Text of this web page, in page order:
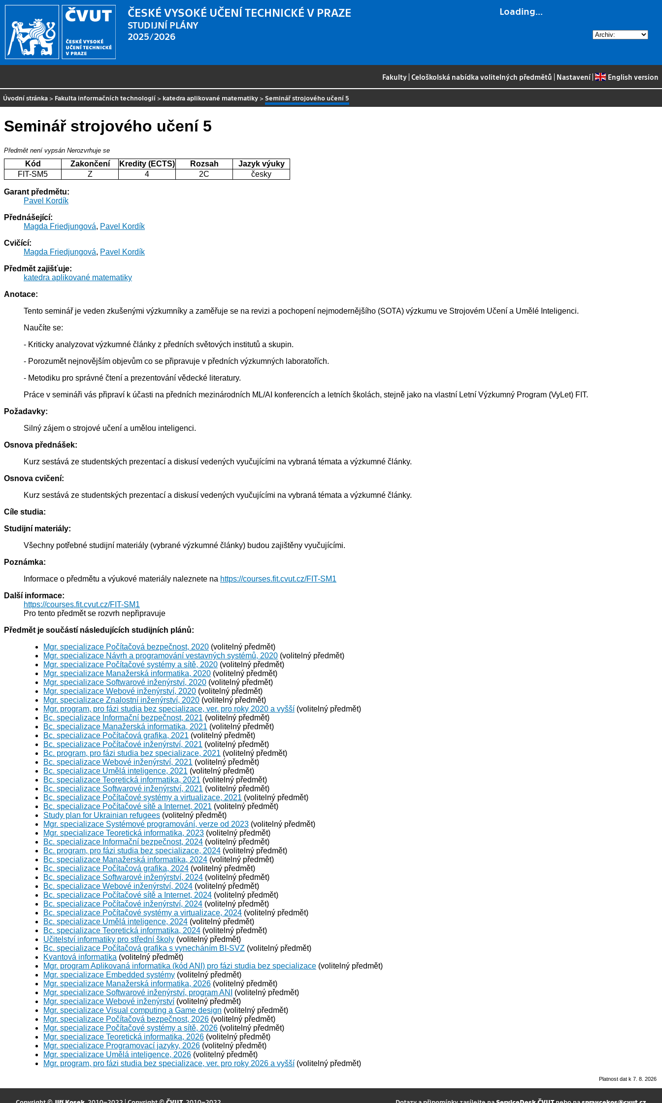
Loading...
ČESKÉ VYSOKÉ UČENÍ TECHNICKÉ V PRAZE
STUDIJNÍ PLÁNY
2025/2026
Fakulty |Celoškolská nabídka volitelných předmětů Nastavení| English version
Úvodní stránka > Fakulta informačních technologií > katedra aplikované matematiky >Seminář strojového učení 5
Seminář strojového učení 5
Předmět není vypsán Nerozvrhuje se
Kód Zakončení Kredity (ECTS) Rozsah
Jazyk výuky
FIT-SM5
Z 4 2C česky
Garant předmětu:
Pavel Kordík
Přednášející:
Magda Friedjungová, Pavel Kordík
Cvičící:
Magda Friedjungová, Pavel Kordík
Předmět zajišťuje:
katedra aplikované matematiky
Anotace:
Tento seminář je veden zkušenými výzkumníky a zaměřuje se na revizi a pochopení nejmodernějšího (SOTA) výzkumu ve Strojovém Učení a Umělé Inteligenci.
Naučíte se:
- Kriticky analyzovat výzkumné články z předních světových institutů a skupin.
- Porozumět nejnovějším objevům co se připravuje v předních výzkumných laboratořích.
- Metodiku pro správné čtení a prezentování vědecké literatury.
Práce v semináři vás připraví k účasti na předních mezinárodních ML/AI konferencích a letních školách, stejně jako na vlastní Letní Výzkumný Program (VyLet) FIT.
Požadavky:
Silný zájem o strojové učení a umělou inteligenci.
Osnova přednášek:
Kurz sestává ze studentských prezentací a diskusí vedených vyučujícími na vybraná témata a výzkumné články.
Osnova cvičení:
Kurz sestává ze studentských prezentací a diskusí vedených vyučujícími na vybraná témata a výzkumné články.
Cíle studia:
Studijní materiály:
Všechny potřebné studijní materiály (vybrané výzkumné články) budou zajištěny vyučujícími.
Poznámka:
Informace o předmětu a výukové materiály naleznete na https://courses.fit.cvut.cz/FIT-SM1
Další informace:
https://courses.fit.cvut.cz/FIT-SM1
Pro tento předmět se rozvrh nepřipravuje
Předmět je součástí následujících studijních plánů:
Mgr. specializace Počítačová bezpečnost, 2020 (volitelný předmět)
Mgr. specializace Návrh a programování vestavných systémů, 2020 (volitelný předmět)
Mgr. specializace Počítačové systémy a sítě, 2020 (volitelný předmět)
Mgr. specializace Manažerská informatika, 2020 (volitelný předmět)
Mgr. specializace Softwarové inženýrství, 2020 (volitelný předmět)
Mgr. specializace Webové inženýrství, 2020 (volitelný předmět)
Mgr. specializace Znalostní inženýrství, 2020 (volitelný předmět)
Mgr. program, pro fázi studia bez specializace, ver. pro roky 2020 a vyšší (volitelný předmět)
Bc. specializace Informační bezpečnost, 2021 (volitelný předmět)
Bc. specializace Manažerská informatika, 2021 (volitelný předmět)
Bc. specializace Počítačová grafika, 2021 (volitelný předmět)
Bc. specializace Počítačové inženýrství, 2021 (volitelný předmět)
Bc. program, pro fázi studia bez specializace, 2021 (volitelný předmět)
Bc. specializace Webové inženýrství, 2021 (volitelný předmět)
Bc. specializace Umělá inteligence, 2021 (volitelný předmět)
Bc. specializace Teoretická informatika, 2021 (volitelný předmět)
Bc. specializace Softwarové inženýrství, 2021 (volitelný předmět)
Bc. specializace Počítačové systémy a virtualizace, 2021 (volitelný předmět)
Bc. specializace Počítačové sítě a Internet, 2021 (volitelný předmět)
Study plan for Ukrainian refugees (volitelný předmět)
Mgr. specializace Systémové programování, verze od 2023 (volitelný předmět)
Mgr. specializace Teoretická informatika, 2023 (volitelný předmět)
Bc. specializace Informační bezpečnost, 2024 (volitelný předmět)
Bc. program, pro fázi studia bez specializace, 2024 (volitelný předmět)
Bc. specializace Manažerská informatika, 2024 (volitelný předmět)
Bc. specializace Počítačová grafika, 2024 (volitelný předmět)
Bc. specializace Softwarové inženýrství, 2024 (volitelný předmět)
Bc. specializace Webové inženýrství, 2024 (volitelný předmět)
Bc. specializace Počítačové sítě a Internet, 2024 (volitelný předmět)
Bc. specializace Počítačové inženýrství, 2024 (volitelný předmět)
Bc. specializace Počítačové systémy a virtualizace, 2024 (volitelný předmět)
Bc. specializace Umělá inteligence, 2024 (volitelný předmět)
Bc. specializace Teoretická informatika, 2024 (volitelný předmět)
Učitelství informatiky pro střední školy (volitelný předmět)
Bc. specializace Počítačová grafika s vynecháním BI-SVZ (volitelný předmět)
Kvantová informatika (volitelný předmět)
Mgr. program Aplikovaná informatika (kód ANI) pro fázi studia bez specializace (volitelný předmět)
Mgr. specializace Embedded systémy (volitelný předmět)
Mgr. specializace Manažerská informatika, 2026 (volitelný předmět)
Mgr. specializace Softwarové inženýrství, program ANI
(volitelný předmět)
Mgr. specializace Webové inženýrství (volitelný předmět)
Mgr. specializace Visual computing a Game design (volitelný předmět)
Mgr. specializace Počítačová bezpečnost, 2026 (volitelný předmět)
Mgr. specializace Počítačové systémy a sítě, 2026 (volitelný předmět)
Mgr. specializace Teoretická informatika, 2026 (volitelný předmět)
Mgr. specializace Programovací jazyky, 2026 (volitelný předmět)
Mgr. specializace Umělá inteligence, 2026 (volitelný předmět)
Mgr. program, pro fázi studia bez specializace, ver. pro roky 2026 a vyšší (volitelný předmět)
Platnost dat k 7. 8. 2026